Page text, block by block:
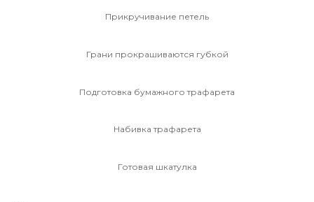
Прикручивание петель
Грани прокрашиваются губкой
Подготовка бумажного трафарета
Набивка трафарета
Готовая шкатулка